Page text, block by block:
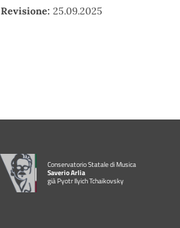
Revisione: 25.09.2025
Conservatorio Statale di Musica
Saverio Arlia
già Pyotr Ilyich Tchaikovsky